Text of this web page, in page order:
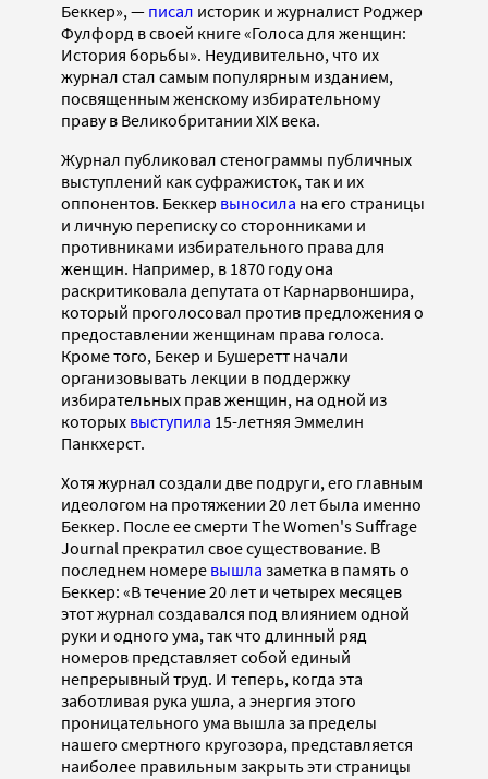
Беккер», — писал историк и журналист Роджер
Фулфорд в своей книге «Голоса для женщин:
История борьбы». Неудивительно, что их
журнал стал самым популярным изданием,
посвященным женскому избирательному
праву в Великобритании XIX века.
Журнал публиковал стенограммы публичных
выступлений как суфражисток, так и их
оппонентов. Беккер выносила на его страницы
и личную переписку со сторонниками и
противниками избирательного права для
женщин. Например, в 1870 году она
раскритиковала депутата от Карнарвоншира,
который проголосовал против предложения о
предоставлении женщинам права голоса.
Кроме того, Бекер и Бушеретт начали
организовывать лекции в поддержку
избирательных прав женщин, на одной из
которых выступила 15-летняя Эммелин
Панкхерст.
Хотя журнал создали две подруги, его главным
идеологом на протяжении 20 лет была именно
Беккер. После ее смерти The Women's Suffrage
Journal прекратил свое существование. В
последнем номере вышла заметка в память о
Беккер: «В течение 20 лет и четырех месяцев
этот журнал создавался под влиянием одной
руки и одного ума, так что длинный ряд
номеров представляет собой единый
непрерывный труд. И теперь, когда эта
заботливая рука ушла, а энергия этого
проницательного ума вышла за пределы
нашего смертного кругозора, представляется
наиболее правильным закрыть эти страницы